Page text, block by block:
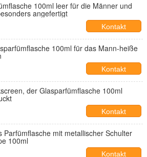
100ml leer für die Männer und
angefertigt
Kontakt
100ml für das Mann-heiße
Kontakt
der Glasparfümflasche 100ml
Kontakt
Parfümflasche mit metallischer Schulter
100ml
Kontakt